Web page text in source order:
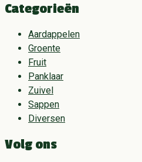
Categorieën
Aardappelen
Groente
Fruit
Panklaar
Zuivel
Sappen
Diversen
Volg ons